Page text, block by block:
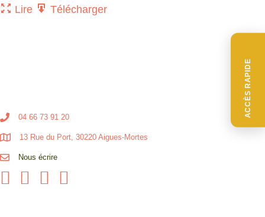
ACCÈS RAPIDE
Lire Télécharger
04 66 73 91 20
13 Rue du Port, 30220 Aigues-Mortes
Nous écrire